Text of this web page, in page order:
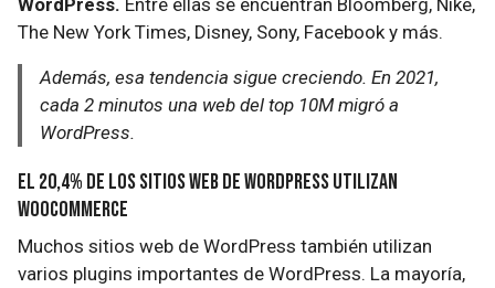
The New York Times, Disney, Sony, Facebook y más.
Además, esa tendencia sigue creciendo. En 2021,
cada 2 minutos una web del top 10M migró a
WordPress.
El 20,4% de los sitios web de WordPress utilizan
WooCommerce
Muchos sitios web de WordPress también utilizan
varios plugins importantes de WordPress. La mayoría,